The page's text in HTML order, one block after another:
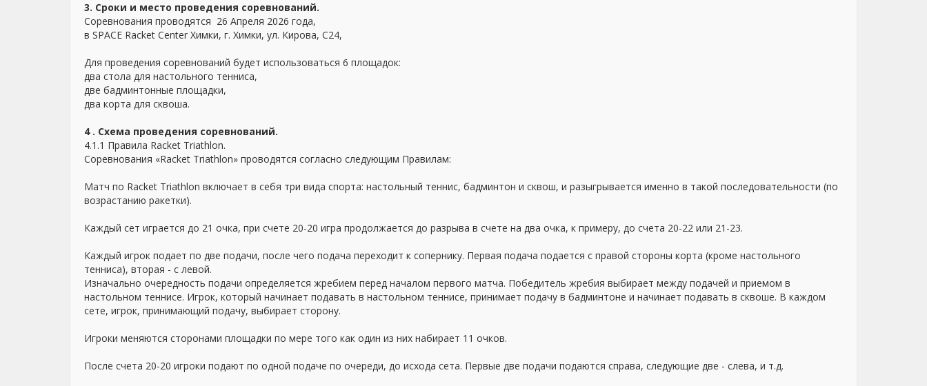
3. Сроки и место проведения соревнований.
Соревнования проводятся 26 Апреля 2026 года,
в SPACE Racket Center Химки, г. Химки, ул. Кирова, С24,
Для проведения соревнований будет использоваться 6 площадок:
два стола для настольного тенниса,
две бадминтонные площадки,
два корта для сквоша.
4 . Схема проведения соревнований.
4.1.1 Правила Racket Triathlon.
Cоревнования «Racket Triathlon» проводятся согласно следующим Правилам:
Матч по Racket Triathlon включает в себя три вида спорта: настольный теннис, бадминтон и сквош, и разыгрывается именно в такой последовательности (по
возрастанию ракетки).
Каждый сет играется до 21 очка, при счете 20-20 игра продолжается до разрыва в счете на два очка, к примеру, до счета 20-22 или 21-23.
Каждый игрок подает по две подачи, после чего подача переходит к сопернику. Первая подача подается с правой стороны корта (кроме настольного
тенниса), вторая - с левой.
Изначально очередность подачи определяется жребием перед началом первого матча. Победитель жребия выбирает между подачей и приемом в
настольном теннисе. Игрок, который начинает подавать в настольном теннисе, принимает подачу в бадминтоне и начинает подавать в сквоше. В каждом
сете, игрок, принимающий подачу, выбирает сторону.
Игроки меняются сторонами площадки по мере того как один из них набирает 11 очков.
После счета 20-20 игроки подают по одной подаче по очереди, до исхода сета. Первые две подачи подаются справа, следующие две - слева, и т.д.